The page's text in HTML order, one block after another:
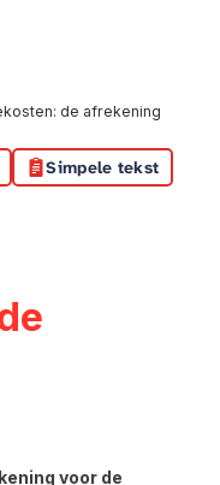
de afrekening
Simpele tekst
voor de